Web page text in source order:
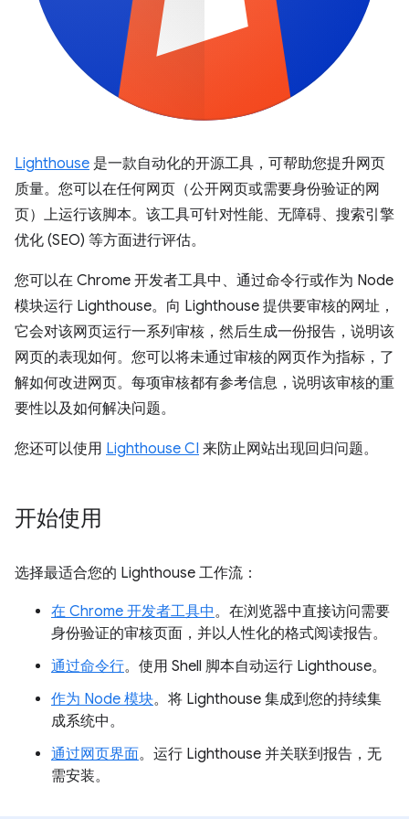
Lighthouse 是一款自动化的开源工具，可帮助您提升网页
质量。您可以在任何网页（公开网页或需要身份验证的网
页）上运行该脚本。该工具可针对性能、无障碍、搜索引擎
优化 (SEO) 等方面进行评估。
您可以在 Chrome 开发者工具中、通过命令行或作为 Node
模块运行 Lighthouse。向 Lighthouse 提供要审核的网址，
它会对该网页运行一系列审核，然后生成一份报告，说明该
网页的表现如何。您可以将未通过审核的网页作为指标，了
解如何改进网页。每项审核都有参考信息，说明该审核的重
要性以及如何解决问题。
您还可以使用 Lighthouse CI 来防止网站出现回归问题。
开始使用
选择最适合您的 Lighthouse 工作流：
在 Chrome 开发者工具中。在浏览器中直接访问需要
身份验证的审核页面，并以人性化的格式阅读报告。
通过命令行。使用 Shell 脚本自动运行 Lighthouse。
作为 Node 模块。将 Lighthouse 集成到您的持续集
成系统中。
通过网页界面。运行 Lighthouse 并关联到报告，无
需安装。